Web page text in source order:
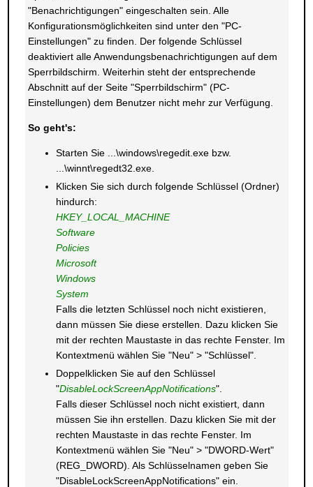
"Benachrichtigungen" eingeschalten sein. Alle
Konfigurationsmöglichkeiten sind unter den "PC-
Einstellungen" zu finden. Der folgende Schlüssel
deaktiviert alle Anwendungsbenachrichtigungen auf dem
Sperrbildschirm. Weiterhin steht der entsprechende
Abschnitt auf der Seite "Sperrbildschirm" (PC-
Einstellungen) dem Benutzer nicht mehr zur Verfügung.
So geht's:
Starten Sie ...\windows\regedit.exe bzw.
...\winnt\regedt32.exe.
Klicken Sie sich durch folgende Schlüssel (Ordner)
hindurch:
HKEY_LOCAL_MACHINE
Software
Policies
Microsoft
Windows
System
Falls die letzten Schlüssel noch nicht existieren,
dann müssen Sie diese erstellen. Dazu klicken Sie
mit der rechten Maustaste in das rechte Fenster. Im
Kontextmenü wählen Sie "Neu" > "Schlüssel".
Doppelklicken Sie auf den Schlüssel
"DisableLockScreenAppNotifications".
Falls dieser Schlüssel noch nicht existiert, dann
müssen Sie ihn erstellen. Dazu klicken Sie mit der
rechten Maustaste in das rechte Fenster. Im
Kontextmenü wählen Sie "Neu" > "DWORD-Wert"
(REG_DWORD). Als Schlüsselnamen geben Sie
"DisableLockScreenAppNotifications" ein.